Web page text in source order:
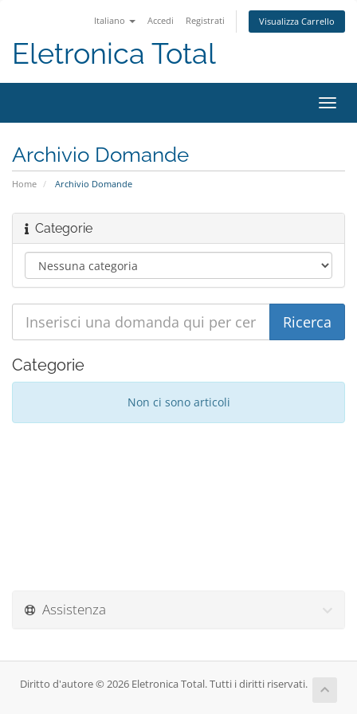
Italiano Accedi Registrati Visualizza Carrello
Eletronica Total
Attiva
Archivio Domande
Home Archivio Domande
Categorie
Categorie
Non ci sono articoli
Assistenza
Diritto d'autore © 2026 Eletronica Total. Tutti i diritti riservati.